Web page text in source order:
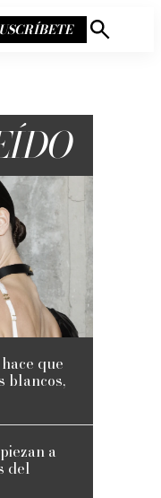
Mostrar
que
blancos,
a
del